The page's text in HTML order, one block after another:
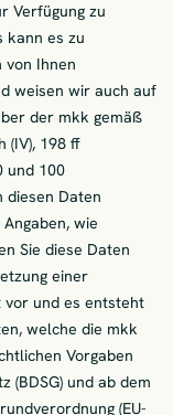
Verfügung zu
kann es zu
von Ihnen
weisen wir auch auf
der mkk gemäß
(IV), 198 ff
und 100
diesen Daten
wie
Sie diese Daten
einer
und es entsteht
welche die mkk
Vorgaben
(BDSG) und ab dem
(EU-